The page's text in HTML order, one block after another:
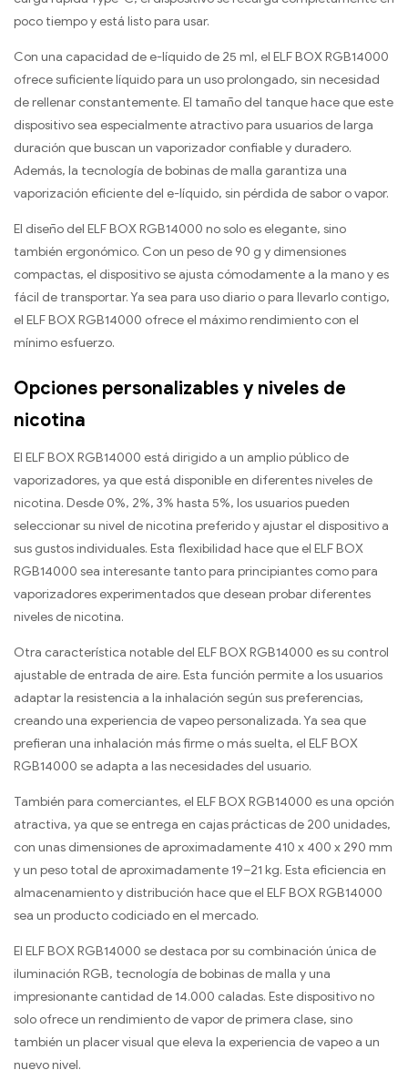
poco tiempo y está listo para usar.
Con una capacidad de e-líquido de 25 ml, el ELF BOX RGB14000
ofrece suficiente líquido para un uso prolongado, sin necesidad
de rellenar constantemente. El tamaño del tanque hace que este
dispositivo sea especialmente atractivo para usuarios de larga
duración que buscan un vaporizador confiable y duradero.
Además, la tecnología de bobinas de malla garantiza una
vaporización eficiente del e-líquido, sin pérdida de sabor o vapor.
El diseño del ELF BOX RGB14000 no solo es elegante, sino
también ergonómico. Con un peso de 90 g y dimensiones
compactas, el dispositivo se ajusta cómodamente a la mano y es
fácil de transportar. Ya sea para uso diario o para llevarlo contigo,
el ELF BOX RGB14000 ofrece el máximo rendimiento con el
mínimo esfuerzo.
Opciones personalizables y niveles de
nicotina
El ELF BOX RGB14000 está dirigido a un amplio público de
vaporizadores, ya que está disponible en diferentes niveles de
nicotina. Desde 0%, 2%, 3% hasta 5%, los usuarios pueden
seleccionar su nivel de nicotina preferido y ajustar el dispositivo a
sus gustos individuales. Esta flexibilidad hace que el ELF BOX
RGB14000 sea interesante tanto para principiantes como para
vaporizadores experimentados que desean probar diferentes
niveles de nicotina.
Otra característica notable del ELF BOX RGB14000 es su control
ajustable de entrada de aire. Esta función permite a los usuarios
adaptar la resistencia a la inhalación según sus preferencias,
creando una experiencia de vapeo personalizada. Ya sea que
prefieran una inhalación más firme o más suelta, el ELF BOX
RGB14000 se adapta a las necesidades del usuario.
También para comerciantes, el ELF BOX RGB14000 es una opción
atractiva, ya que se entrega en cajas prácticas de 200 unidades,
con unas dimensiones de aproximadamente 410 x 400 x 290 mm
y un peso total de aproximadamente 19–21 kg. Esta eficiencia en
almacenamiento y distribución hace que el ELF BOX RGB14000
sea un producto codiciado en el mercado.
El ELF BOX RGB14000 se destaca por su combinación única de
iluminación RGB, tecnología de bobinas de malla y una
impresionante cantidad de 14.000 caladas. Este dispositivo no
solo ofrece un rendimiento de vapor de primera clase, sino
también un placer visual que eleva la experiencia de vapeo a un
nuevo nivel.